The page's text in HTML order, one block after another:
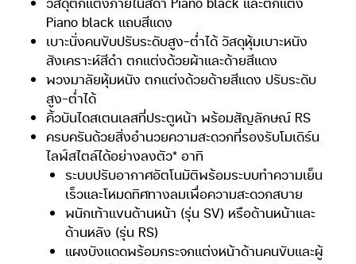
Piano black แถบสีแดง
เบาะนั่งคนขับปรับระดับสูง-ต่ำได้ วัสดุหุ้มเบาะหนัง
สังเคราะห์สีดำ ตกแต่งด้วยผ้าและด้ายสีแดง
พวงมาลัยหุ้มหนัง ตกแต่งด้วยด้ายสีแดง ปรับระดับ
สูง-ต่ำได้
คิ้วบันไดสเตนเลสที่ประตูหน้า พร้อมสัญลักษณ์ RS
ครบครันด้วยสิ่งอำนวยความสะดวกที่รองรับโมเดิร์น
ไลฟ์สไตล์ได้อย่างลงตัว* อาทิ
ระบบปรับอากาศอัตโนมัติพร้อมระบบทำความเย็น
เร็วและโหมดทิศทางลมเพื่อความสะดวกสบาย
พนักเท้าแขนด้านหน้า (รุ่น SV) หรือด้านหน้าและ
ด้านหลัง (รุ่น RS)
แผงบังแดดพร้อมกระจกแต่งหน้าด้านคนขับและผู้